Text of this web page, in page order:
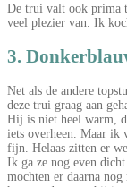
De trui valt ook prima
veel plezier van. Ik
3.
Net als de andere
deze trui graag aan
Hij is niet heel warm,
iets overheen. Maar ik
fijn. Helaas zitten er
Ik ga ze nog even
mochten er daarna nog